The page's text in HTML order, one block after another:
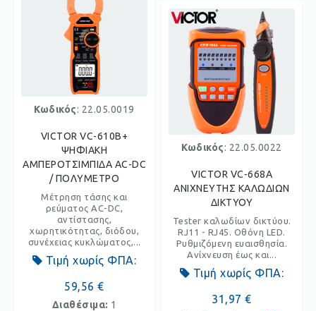
Κωδικός: 22.05.0019
VICTOR VC-610B+
ΨΗΦΙΑΚΗ
ΑΜΠΕΡΟΤΣΙΜΠΙΔΑ AC-DC
/ ΠΟΛΥΜΕΤΡΟ
Μέτρηση τάσης και
ρεύματος AC-DC,
αντίστασης,
χωρητικότητας, διόδου,
συνέχειας κυκλώματος,...
Τιμή χωρίς ΦΠΑ:
59,56 €
Διαθέσιμα: 1
Κωδικός: 22.05.0022
VICTOR VC-668A
ΑΝΙΧΝΕΥΤΗΣ ΚΑΛΩΔΙΩΝ
ΔΙΚΤΥΟΥ
Tester καλωδίων δικτύου.
RJ11 - RJ45. Οθόνη LED.
Ρυθμιζόμενη ευαισθησία.
Ανίχνευση έως και...
Τιμή χωρίς ΦΠΑ:
31,97 €